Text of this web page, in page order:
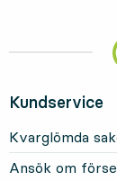
Kundservice
Kvarglömda
Ansök om